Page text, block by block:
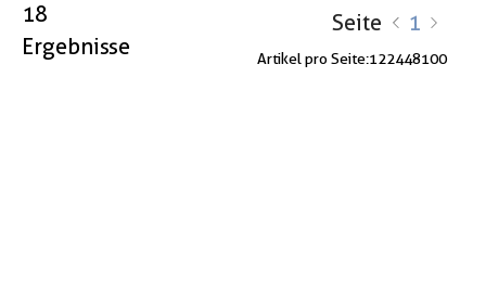
18
Ergebnisse
Seite 1
Artikel pro Seite:122448100